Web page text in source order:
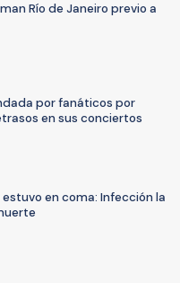
Río de Janeiro previo a
por fanáticos por
en sus conciertos
en coma: Infección la